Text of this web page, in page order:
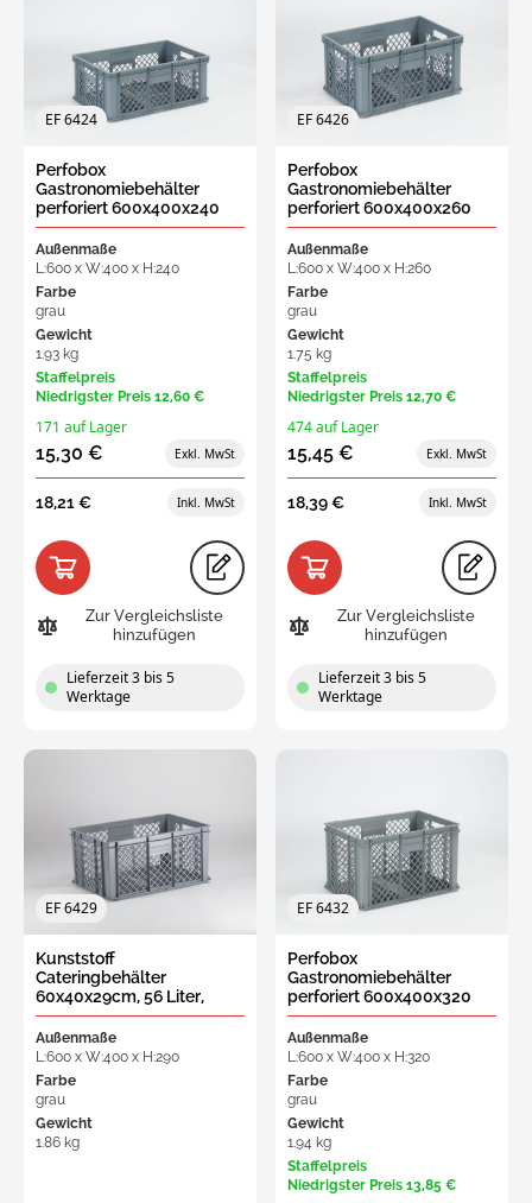
EF 6424
Perfobox
Gastronomiebehälter
perforiert 600x400x240
mm, 47L offener Griff
Außenmaße
L:600 x W:400 x H:240
Farbe
grau
Gewicht
1.93 kg
Staffelpreis
Niedrigster Preis 12,60 €
171 auf Lager
15,30 €
18,21 €
Zur Vergleichsliste
hinzufügen
Lieferzeit 3 bis 5
Werktage
EF 6426
Perfobox
Gastronomiebehälter
perforiert 600x400x260
mm, 52L offener Griff
Außenmaße
L:600 x W:400 x H:260
Farbe
grau
Gewicht
1.75 kg
Staffelpreis
Niedrigster Preis 12,70 €
474 auf Lager
15,45 €
18,39 €
Zur Vergleichsliste
hinzufügen
Lieferzeit 3 bis 5
Werktage
EF 6429
Kunststoff
Cateringbehälter
60x40x29cm, 56 Liter,
perforiert, grau
Außenmaße
L:600 x W:400 x H:290
Farbe
grau
Gewicht
1.86 kg
EF 6432
Perfobox
Gastronomiebehälter
perforiert 600x400x320
mm, 63L offener Griff
Außenmaße
L:600 x W:400 x H:320
Farbe
grau
Gewicht
1.94 kg
Staffelpreis
Niedrigster Preis 13,85 €